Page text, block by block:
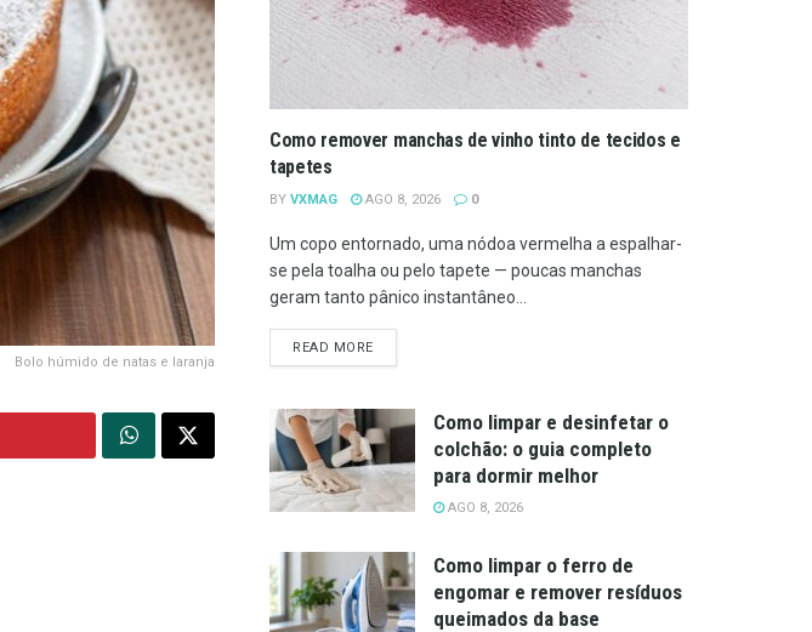
Bolo húmido de natas e laranja
Como remover manchas de vinho tinto de tecidos e
tapetes
BY VXMAG AGO 8, 2026 0
Um copo entornado, uma nódoa vermelha a espalhar-
se pela toalha ou pelo tapete — poucas manchas
geram tanto pânico instantâneo...
READ MOREDETAILS
Como limpar e desinfetar o
colchão: o guia completo
para dormir melhor
AGO 8, 2026
Como limpar o ferro de
engomar e remover resíduos
queimados da base